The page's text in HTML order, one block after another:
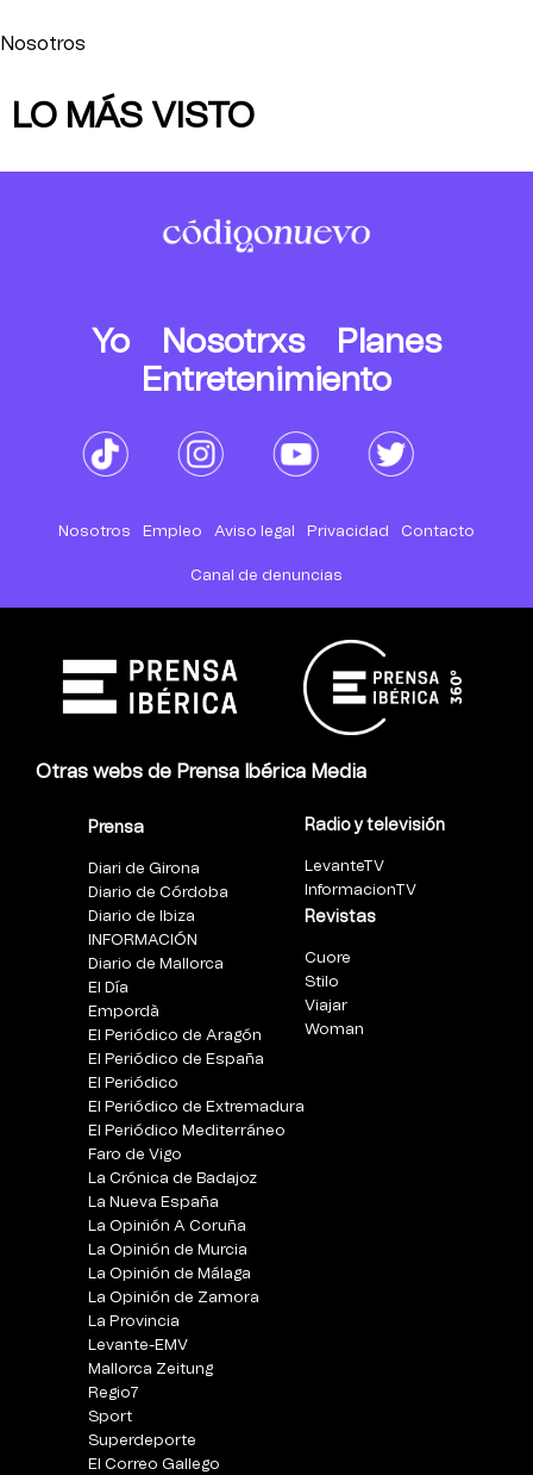
Nosotros
LO MÁS VISTO
Yo Nosotrxs
Planes
Entretenimiento
Nosotros Empleo Aviso legal Privacidad Contacto
Canal de denuncias
Otras webs de Prensa Ibérica Media
Prensa
Diari de Girona
Diario de Córdoba
Diario de Ibiza
INFORMACIÓN
Diario de Mallorca
El Día
Empordà
El Periódico de Aragón
El Periódico de España
El Periódico
El Periódico de Extremadura
El Periódico Mediterráneo
Faro de Vigo
La Crónica de Badajoz
La Nueva España
La Opinión A Coruña
La Opinión de Murcia
La Opinión de Málaga
La Opinión de Zamora
La Provincia
Levante-EMV
Mallorca Zeitung
Regio7
Sport
Superdeporte
El Correo Gallego
Radio y televisión
LevanteTV
InformacionTV
Revistas
Cuore
Stilo
Viajar
Woman